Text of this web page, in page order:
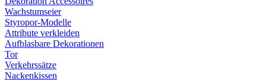
Wachstumseier
Styropor-Modelle
Attribute verkleiden
Aufblasbare Dekorationen
Tor
Verkehrssätze
Nackenkissen